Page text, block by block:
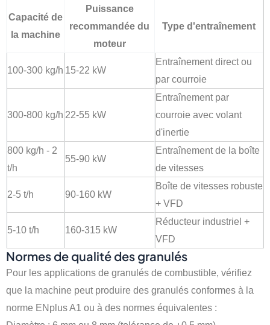
Capacité de
la machine
Puissance
recommandée du
moteur
Type d'entraînement
100-300 kg/h 15-22 kW
Entraînement direct ou
par courroie
300-800 kg/h 22-55 kW
Entraînement par
courroie avec volant
d'inertie
800 kg/h - 2
t/h
55-90 kW
Entraînement de la boîte
de vitesses
2-5 t/h 90-160 kW
Boîte de vitesses robuste
+ VFD
5-10 t/h 160-315 kW
Réducteur industriel +
VFD
Normes de qualité des granulés
Pour les applications de granulés de combustible, vérifiez
que la machine peut produire des granulés conformes à la
norme ENplus A1 ou à des normes équivalentes :